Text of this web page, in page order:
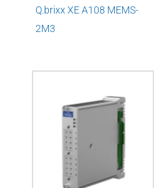
Q.brixx XE A108 MEMS-
2M3